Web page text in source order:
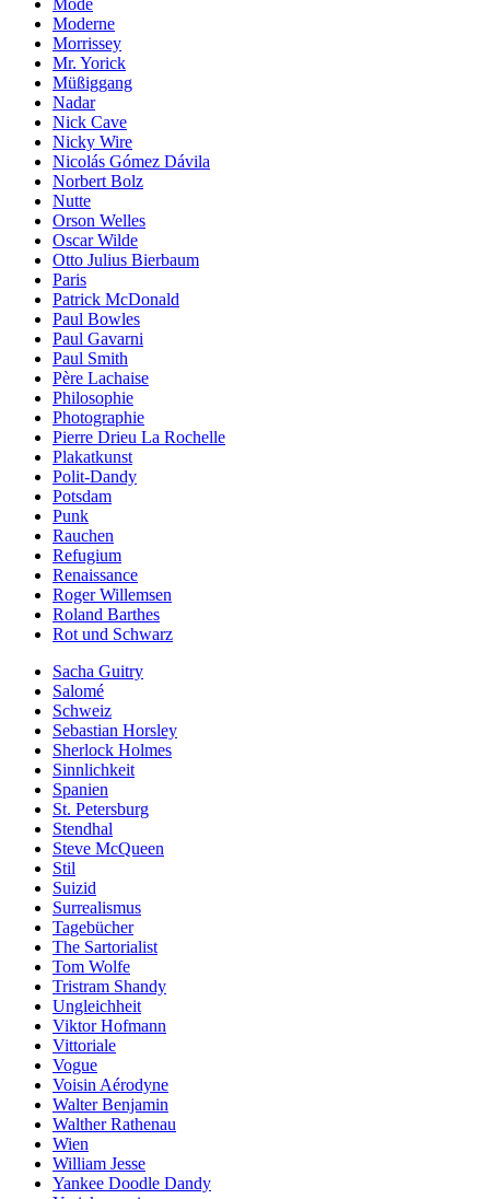
Moderne
Morrissey
Mr. Yorick
Müßiggang
Nadar
Nick Cave
Nicky Wire
Nicolás Gómez Dávila
Norbert Bolz
Nutte
Orson Welles
Oscar Wilde
Otto Julius Bierbaum
Paris
Patrick McDonald
Paul Bowles
Paul Gavarni
Paul Smith
Père Lachaise
Philosophie
Photographie
Pierre Drieu La Rochelle
Plakatkunst
Polit-Dandy
Potsdam
Punk
Rauchen
Refugium
Renaissance
Roger Willemsen
Roland Barthes
Rot und Schwarz
Sacha Guitry
Salomé
Schweiz
Sebastian Horsley
Sherlock Holmes
Sinnlichkeit
Spanien
St. Petersburg
Stendhal
Steve McQueen
Stil
Suizid
Surrealismus
Tagebücher
The Sartorialist
Tom Wolfe
Tristram Shandy
Ungleichheit
Viktor Hofmann
Vittoriale
Vogue
Voisin Aérodyne
Walter Benjamin
Walther Rathenau
Wien
William Jesse
Yankee Doodle Dandy